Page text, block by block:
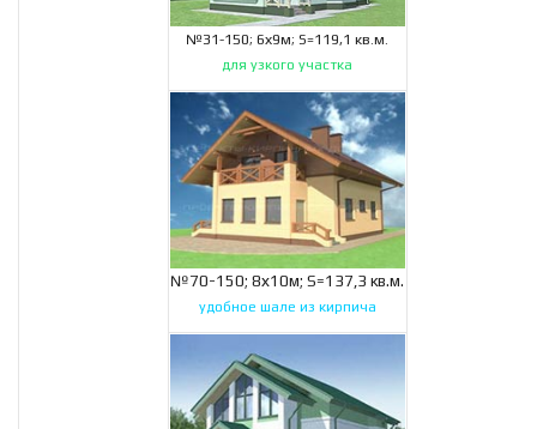
№31-150; 6х9м; S=119,1 кв.м.
для узкого участка
№70-150; 8х10м; S=137,3 кв.м.
удобное шале из кирпича